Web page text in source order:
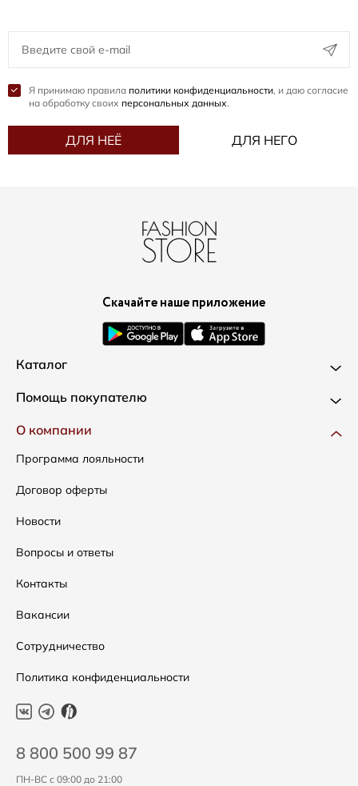
Я принимаю правила политики конфиденциальности, и даю согласие
на обработку своих персональных данных.
ДЛЯ НЕЁ ДЛЯ НЕГО
Скачайте наше приложение
Каталог
Новинки
Одежда
Сумки
Аксессуары
Скидки
Помощь покупателю
Доставка и оплата
Как оформить заказ
Условия возвратов
Таблица размеров
Уход за одеждой
О компании
Программа лояльности
Договор оферты
Новости
Вопросы и ответы
Контакты
Вакансии
Сотрудничество
Политика конфиденциальности
8 800 500 99 87
ПН-ВС с 09:00 до 21:00